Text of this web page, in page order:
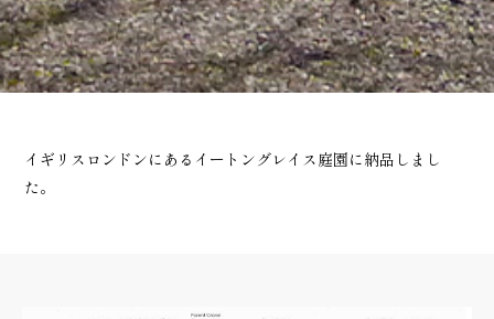
イギリスロンドンにあるイートングレイス庭園に納品しまし
た。